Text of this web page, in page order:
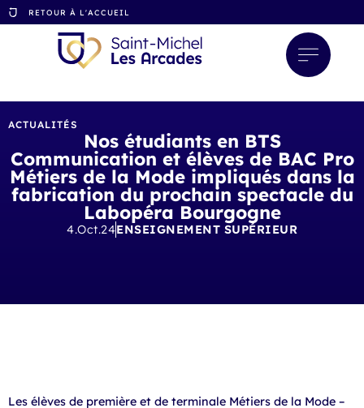
RETOUR À L'ACCUEIL
ACTUALITÉS
Nos étudiants en BTS
Communication et élèves de BAC Pro
Métiers de la Mode impliqués dans la
fabrication du prochain spectacle du
Labopéra Bourgogne
4.Oct.24ENSEIGNEMENT SUPÉRIEUR
Les élèves de première et de terminale Métiers de la Mode –